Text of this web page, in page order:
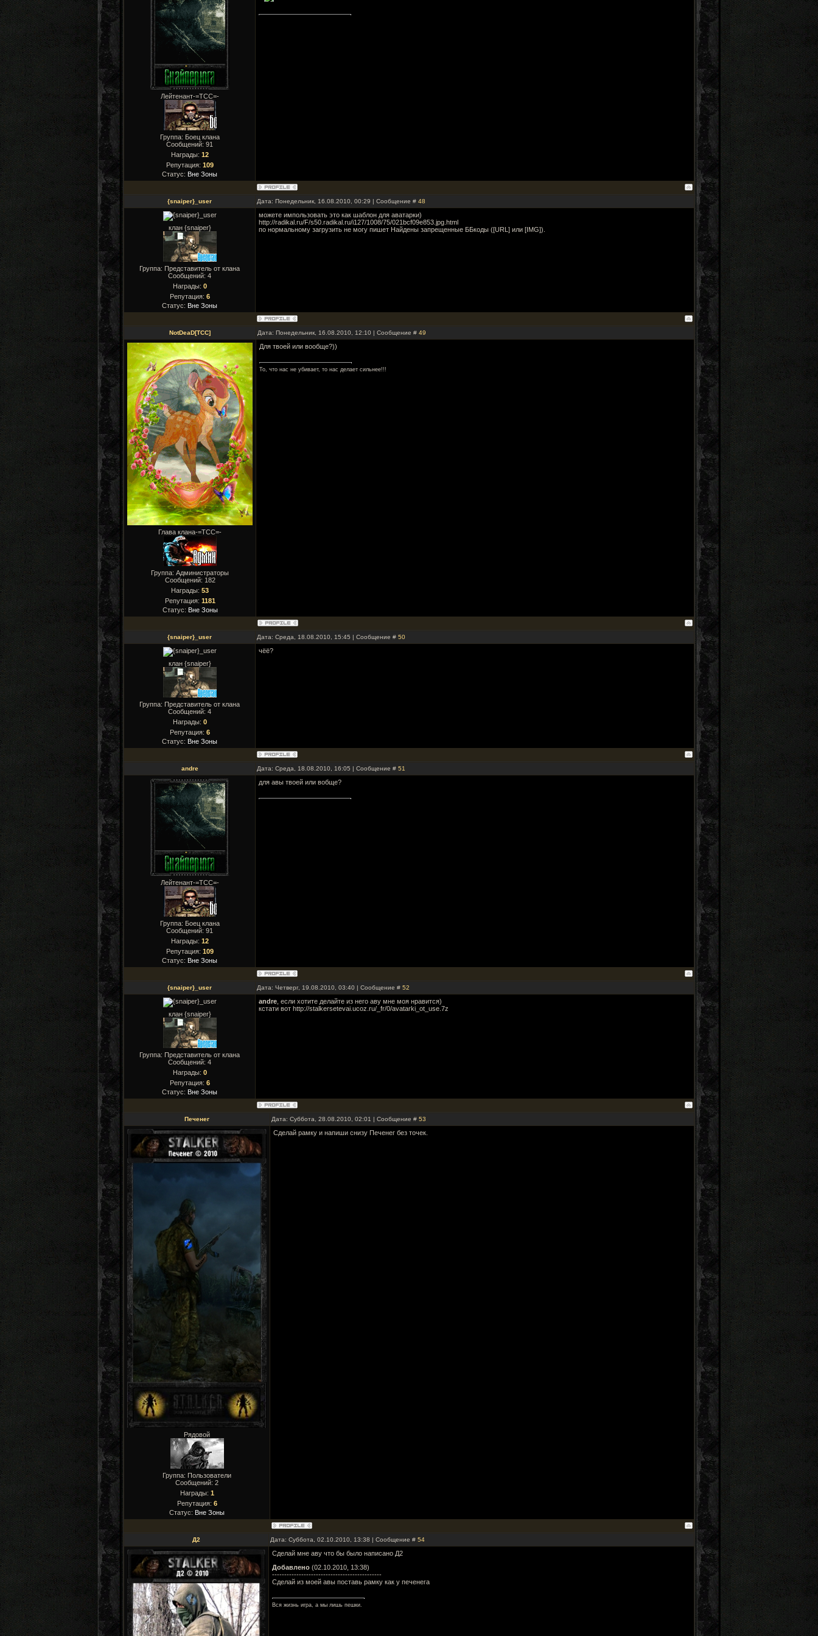
Лейтенант-=ТСС=-
Группа: Боец клана
Сообщений: 91
Награды: 12
Репутация: 109
Статус: Вне Зоны
{snaiper}_user Дата: Понедельник, 16.08.2010, 00:29 | Сообщение # 48
клан {snaiper}
Группа: Представитель от клана
Сообщений: 4
Награды: 0
Репутация: 6
Статус: Вне Зоны
можете импользовать это как шаблон для аватарки)
http://radikal.ru/F/s50.radikal.ru/i127/1008/75/021bcf09e853.jpg.html
по нормальному загрузить не могу пишет Найдены запрещенные ББкоды ([URL] или [IMG]).
NotDeaD[TCC] Дата: Понедельник, 16.08.2010, 12:10 | Сообщение # 49
Глава клана-=ТСС=-
Группа: Администраторы
Сообщений: 182
Награды: 53
Репутация: 1181
Статус: Вне Зоны
Для твоей или вообще?))
То, что нас не убивает, то нас делает сильнее!!!
{snaiper}_user Дата: Среда, 18.08.2010, 15:45 | Сообщение # 50
клан {snaiper}
Группа: Представитель от клана
Сообщений: 4
Награды: 0
Репутация: 6
Статус: Вне Зоны
чёё?
andre Дата: Среда, 18.08.2010, 16:05 | Сообщение # 51
Лейтенант-=ТСС=-
Группа: Боец клана
Сообщений: 91
Награды: 12
Репутация: 109
Статус: Вне Зоны
для авы твоей или вобще?
{snaiper}_user Дата: Четверг, 19.08.2010, 03:40 | Сообщение # 52
клан {snaiper}
Группа: Представитель от клана
Сообщений: 4
Награды: 0
Репутация: 6
Статус: Вне Зоны
andre , если хотите делайте из него аву мне моя нравится)
кстати вот http://stalkersetevai.ucoz.ru/_fr/0/avatarki_ot_use.7z
Печенег Дата: Суббота, 28.08.2010, 02:01 | Сообщение # 53
Рядовой
Группа: Пользователи
Сообщений: 2
Награды: 1
Репутация: 6
Статус: Вне Зоны
Сделай рамку и напиши снизу Печенег без точек.
Д2 Дата: Суббота, 02.10.2010, 13:38 | Сообщение # 54
Сделай мне аву что бы было написано Д2
Добавлено (02.10.2010, 13:38)
---------------------------------------------
Сделай из моей авы поставь рамку как у печенега
Вся жизнь игра, а мы лишь пешки.